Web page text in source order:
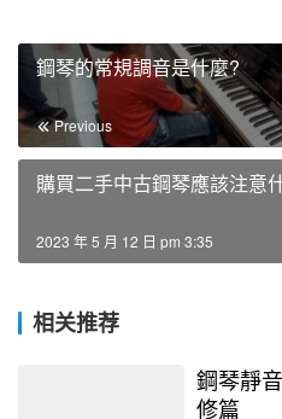
鋼琴的常規調音是什麼?
Previous
購買二手中古鋼琴應該注意
2023 年 5 月 12 日 pm 3:35
相关推荐
鋼琴靜
修篇